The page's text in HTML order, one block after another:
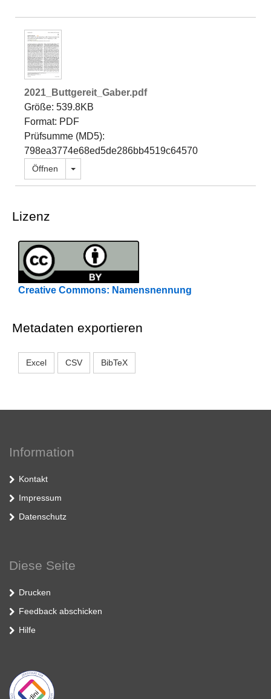
2021_Buttgereit_Gaber.pdf
Größe: 539.8KB
Format: PDF
Prüfsumme (MD5):
798ea3774e68ed5de286bb4519c64570
Öffnen Dropdown öffnen
Lizenz
Creative Commons: Namensnennung
Metadaten exportieren
Excel CSV BibTeX
Information
Kontakt
Impressum
Datenschutz
Diese Seite
Drucken
Feedback abschicken
Hilfe